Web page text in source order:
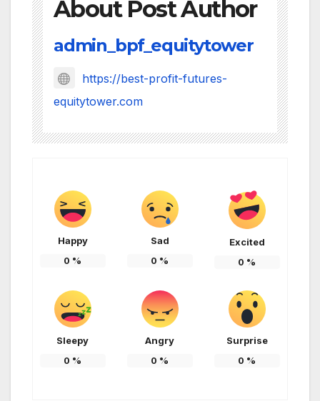
About Post Author
admin_bpf_equitytower
https://best-profit-futures-
equitytower.com
Happy
0 %
Sad
0 %
Excited
0 %
Sleepy
0 %
Angry
0 %
Surprise
0 %